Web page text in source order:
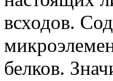
всходов.
белков.